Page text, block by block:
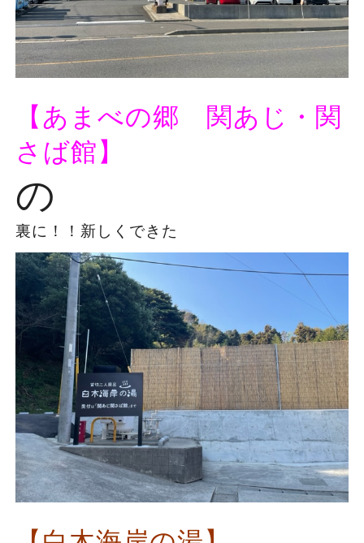
【あまべの郷 関あじ・関
さば館】
の
裏に！！新しくできた